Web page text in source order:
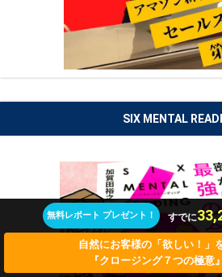
SIX MENTAL
無料レポート プレゼント！ すでに
自然にお客様の「欲しい！」
『クロージング７つの極意